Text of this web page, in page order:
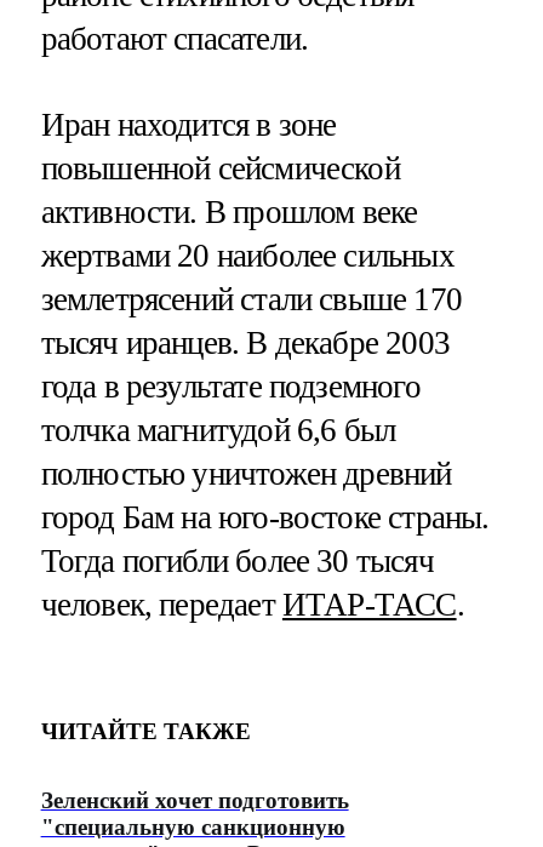
работают спасатели.
Иран находится в зоне
повышенной сейсмической
активности. В прошлом веке
жертвами 20 наиболее сильных
землетрясений стали свыше 170
тысяч иранцев. В декабре 2003
года в результате подземного
толчка магнитудой 6,6 был
полностью уничтожен древний
город Бам на юго-востоке страны.
Тогда погибли более 30 тысяч
человек, передаетИТАР-ТАСС.
ЧИТАЙТЕ ТАКЖЕ
Зеленский хочет подготовить
"специальную санкционную